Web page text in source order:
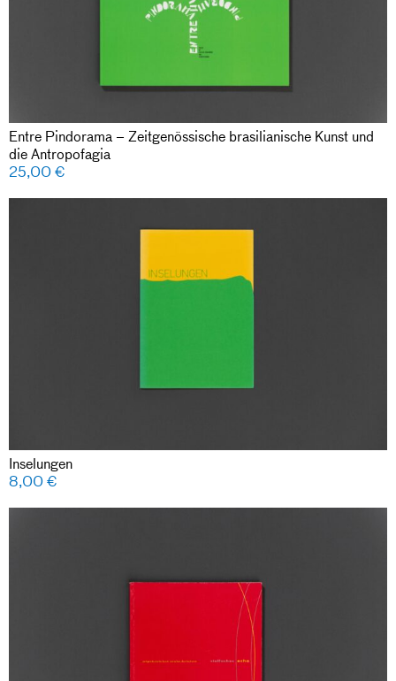
Entre Pindorama – Zeitgenössische brasilianische Kunst und
die Antropofagia
25,00€
Inselungen
8,00€